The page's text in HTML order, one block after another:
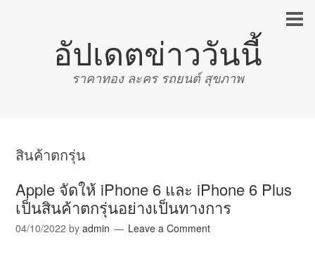
อัปเดตข่าววันนี้
ราคาทอง ละคร รถยนต์ สุขภาพ
สินค้าตกรุ่น
Apple จัดให้ iPhone 6 และ iPhone 6 Plus
เป็นสินค้าตกรุ่นอย่างเป็นทางการ
04/10/2022 byadmin Leave a Comment